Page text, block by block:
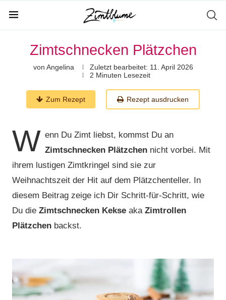
Zimtschnecken Plätzchen
von Angelina Zuletzt bearbeitet: 11. April 2026
2 Minuten Lesezeit
Zum Rezept Rezept ausdrucken
W enn Du Zimt liebst, kommst Du an
Zimtschnecken Plätzchen nicht vorbei. Mit
ihrem lustigen Zimtkringel sind sie zur
Weihnachtszeit der Hit auf dem Plätzchenteller. In
diesem Beitrag zeige ich Dir Schritt-für-Schritt, wie
Du die Zimtschnecken Kekse aka Zimtrollen
Plätzchen backst.